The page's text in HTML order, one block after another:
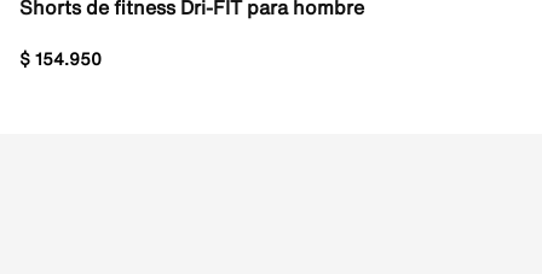
Shorts de fitness Dri-FIT para hombre
$154.950